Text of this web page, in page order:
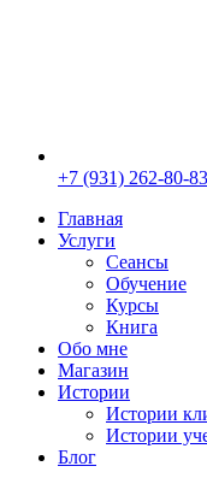
+7 (931) 262-80-83
Главная
Услуги
Сеансы
Обучение
Курсы
Книга
Обо мне
Магазин
Истории
Истории
Истории
Блог